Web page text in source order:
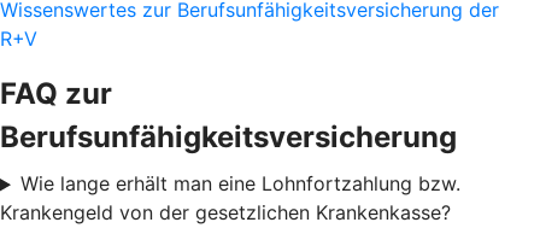
Wissenswertes zur Berufsunfähigkeitsversicherung der
R+V
FAQ zur
Berufsunfähigkeitsversicherung
Wie lange erhält man eine Lohnfortzahlung bzw.
Krankengeld von der gesetzlichen Krankenkasse?